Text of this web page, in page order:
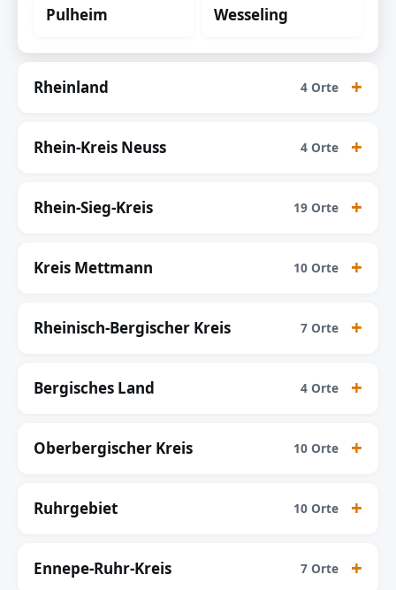
Pulheim Wesseling
Rheinland 4 Orte
Rhein-Kreis Neuss 4 Orte
Rhein-Sieg-Kreis 19 Orte
Kreis Mettmann 10 Orte
Rheinisch-Bergischer Kreis 7 Orte
Bergisches Land 4 Orte
Oberbergischer Kreis 10 Orte
Ruhrgebiet 10 Orte
Ennepe-Ruhr-Kreis 7 Orte